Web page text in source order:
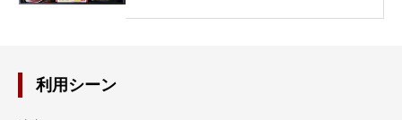
利用シーン